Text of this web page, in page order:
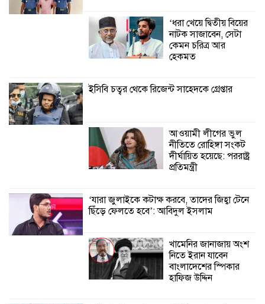
বিনিময় সভা
শ্যামনগরে বনবিভাগ ও সিএমসির সাথে
‘ধরা খেয়ে দ্বিতীয় বিয়ের
নাটক সাজাবেন, সেটা
কেমন চরিত্র আর
হেকমত
ইসিবি চত্বর থেকে রিজেন্ট সাহেদকে গ্রেপ্তার
আওয়ামী লীগের ভুল
নীতিতে রোহিঙ্গা সংকট
দীর্ঘায়িত হয়েছে: পররাষ্ট্র
প্রতিমন্ত্রী
‘যারা জুলাইকে কটাক্ষ করবে, তাদের জিহ্বা টেনে
ছিঁড়ে ফেলতে হবে’: আবিদুল ইসলাম
খামেনির জানাজায় অংশ
নিতে ইরান যাবেন
বাংলাদেশের স্পিকার
হাফিজ উদ্দিন